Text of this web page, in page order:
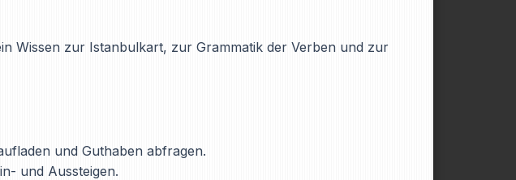
Wissen zur Istanbulkart, zur Grammatik der Verben und zur
und Guthaben abfragen.
und Aussteigen.